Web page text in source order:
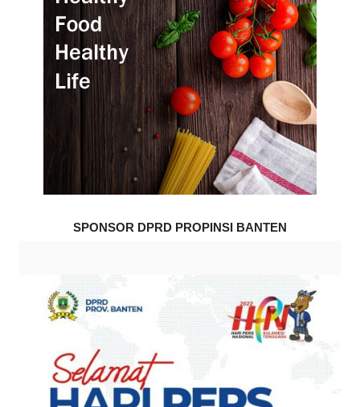
SPONSOR DPRD PROPINSI BANTEN